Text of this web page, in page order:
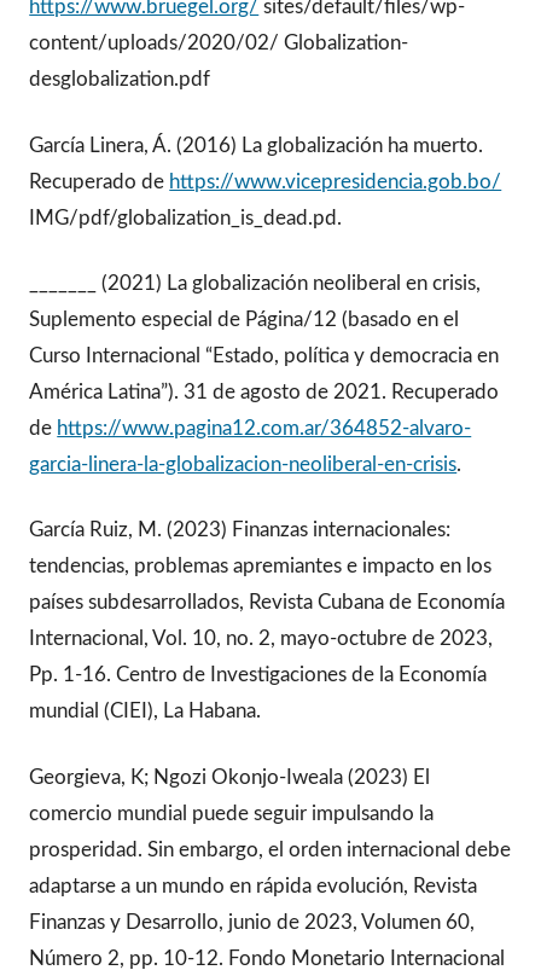
https://www.bruegel.org/ sites/default/files/wp-
content/uploads/2020/02/ Globalization-
desglobalization.pdf
García Linera, Á. (2016) La globalización ha muerto.
Recuperado de https://www.vicepresidencia.gob.bo/
IMG/pdf/globalization_is_dead.pd.
_______ (2021) La globalización neoliberal en crisis,
Suplemento especial de Página/12 (basado en el
Curso Internacional “Estado, política y democracia en
América Latina”). 31 de agosto de 2021. Recuperado
de https://www.pagina12.com.ar/364852-alvaro-
garcia-linera-la-globalizacion-neoliberal-en-crisis.
García Ruiz, M. (2023) Finanzas internacionales:
tendencias, problemas apremiantes e impacto en los
países subdesarrollados, Revista Cubana de Economía
Internacional, Vol. 10, no. 2, mayo-octubre de 2023,
Pp. 1-16. Centro de Investigaciones de la Economía
mundial (CIEI), La Habana.
Georgieva, K; Ngozi Okonjo-Iweala (2023) El
comercio mundial puede seguir impulsando la
prosperidad. Sin embargo, el orden internacional debe
adaptarse a un mundo en rápida evolución, Revista
Finanzas y Desarrollo, junio de 2023, Volumen 60,
Número 2, pp. 10-12. Fondo Monetario Internacional